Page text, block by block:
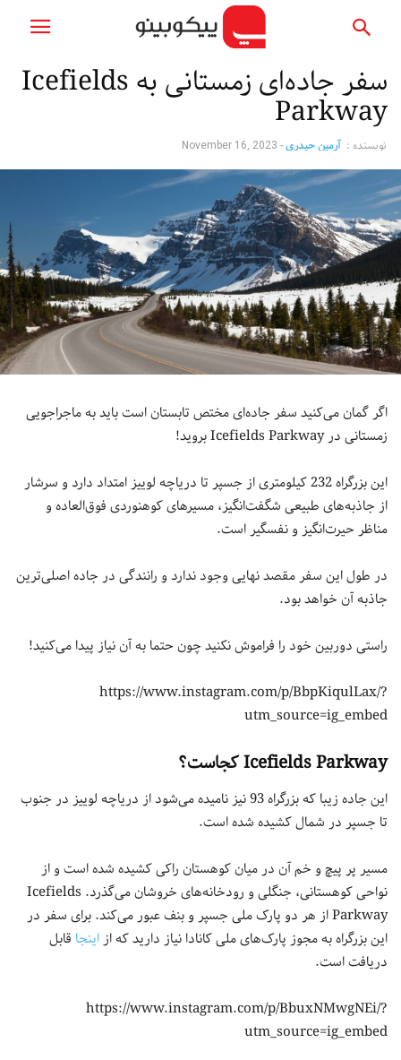
سفر جاده‌ای زمستانی به Icefields
Parkway
نویسنده : آرمین حیدری-
November 16, 2023
اگر گمان می‌کنید سفر جاده‌ای مختص تابستان است باید به ماجراجویی
زمستانی در Icefields Parkway بروید!
این بزرگراه 232 کیلومتری از جسپر تا دریاچه لوییز امتداد دارد و سرشار
از جاذبه‌های طبیعی شگفت‌انگیز، مسیرهای کوهنوردی فوق‌العاده و
مناظر حیرت‌انگیز و نفسگیر است.
در طول این سفر مقصد نهایی وجود ندارد و رانندگی در جاده اصلی‌ترین
جاذبه آن خواهد بود.
راستی دوربین خود را فراموش نکنید چون حتما به آن نیاز پیدا می‌کنید!
https://www.instagram.com/p/BbpKiqulLax/?
utm_source=ig_embed
Icefields Parkway کجاست؟
این جاده زیبا که بزرگراه 93 نیز نامیده می‌شود از دریاچه لوییز در جنوب
تا جسپر در شمال کشیده شده است.
مسیر پر پیچ و خم آن در میان کوهستان راکی کشیده شده است و از
نواحی کوهستانی، جنگلی و رودخانه‌های خروشان می‌گذرد. Icefields
Parkway از هر دو پارک ملی جسپر و بنف عبور می‌کند. برای سفر در
این بزرگراه به مجوز پارک‌های ملی کانادا نیاز دارید که ازاینجا قابل
دریافت است.
https://www.instagram.com/p/BbuxNMwgNEi/?
utm_source=ig_embed